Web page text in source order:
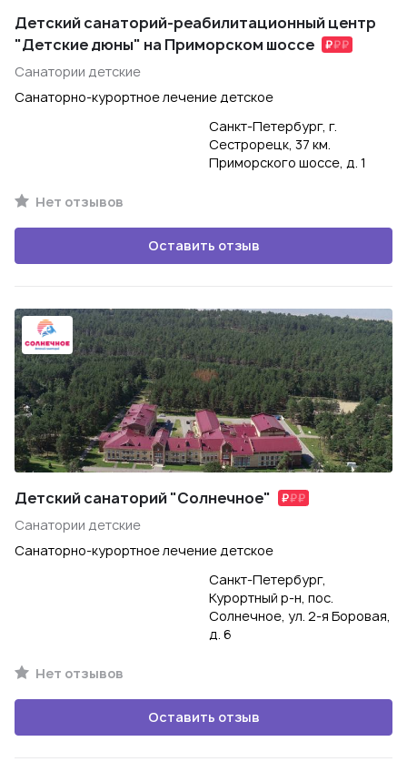
Детский санаторий-реабилитационный центр
"Детские дюны" на Приморском шоссе
Санатории детские
Санаторно-курортное лечение детское
Санкт-Петербург, г.
Сестрорецк, 37 км.
Приморского шоссе, д. 1
Нет отзывов
Оставить отзыв
Детский санаторий "Солнечное"
Санатории детские
Санаторно-курортное лечение детское
Санкт-Петербург,
Курортный р-н, пос.
Солнечное, ул. 2-я Боровая,
д. 6
Нет отзывов
Оставить отзыв